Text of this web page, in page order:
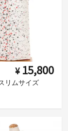
¥ 15,800
リムサイズ